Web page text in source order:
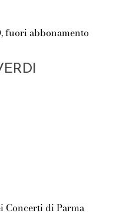
fuori abbonamento
Concerti di Parma